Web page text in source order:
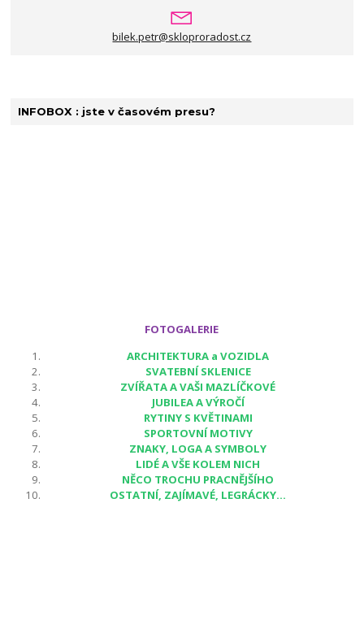
bilek.petr@skloproradost.cz
INFOBOX : jste v časovém presu?
FOTOGALERIE
ARCHITEKTURA a VOZIDLA
SVATEBNÍ SKLENICE
ZVÍŘATA A VAŠI MAZLÍČKOVÉ
JUBILEA A VÝROČÍ
RYTINY S KVĚTINAMI
SPORTOVNÍ MOTIVY
ZNAKY, LOGA A SYMBOLY
LIDÉ A VŠE KOLEM NICH
NĚCO TROCHU PRACNĚJŠÍHO
OSTATNÍ, ZAJÍMAVÉ, LEGRÁCKY...